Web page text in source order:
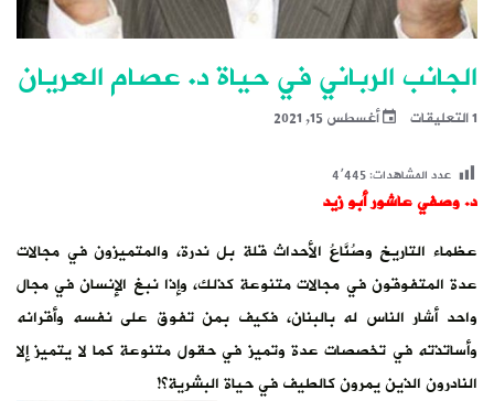
الجانب الرباني في حياة د. عصام العريان
1 التعليقات أغسطس 15, 2021
عدد المشاهدات:4٬445
د. وصفي عاشور أبو زيد
عظماء التاريخ وصُنَّاعُ الأحداث قلة بل ندرة، والمتميزون في مجالات
عدة المتفوقون في مجالات متنوعة كذلك، وإذا نبغ الإنسان في مجال
واحد أشار الناس له بالبنان، فكيف بمن تفوق على نفسه وأقرانه
وأساتذته في تخصصات عدة وتميز في حقول متنوعة كما لا يتميز إلا
النادرون الذين يمرون كالطيف في حياة البشرية؟!